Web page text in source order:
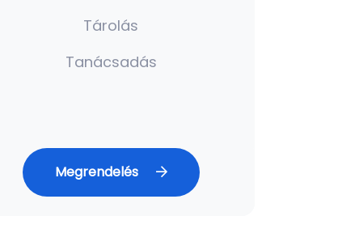
Tárolás
Tanácsadás
Megrendelés